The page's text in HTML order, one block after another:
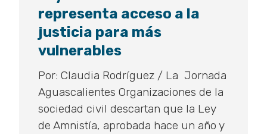
representa acceso a la
justicia para más
vulnerables
Por: Claudia Rodríguez / La Jornada
Aguascalientes Organizaciones de la
sociedad civil descartan que la Ley
de Amnistía, aprobada hace un año y